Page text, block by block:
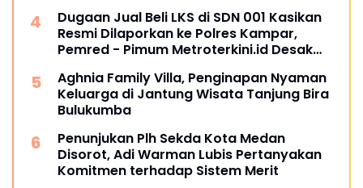
Dugaan Jual Beli LKS di SDN 001 Kasikan
Resmi Dilaporkan ke Polres Kampar,
Pemred - Pimum Metroterkini.id Desak
Aghnia Family Villa, Penginapan Nyaman
Keluarga di Jantung Wisata Tanjung Bira
Bulukumba
Penunjukan Plh Sekda Kota Medan
Disorot, Adi Warman Lubis Pertanyakan
Komitmen terhadap Sistem Merit